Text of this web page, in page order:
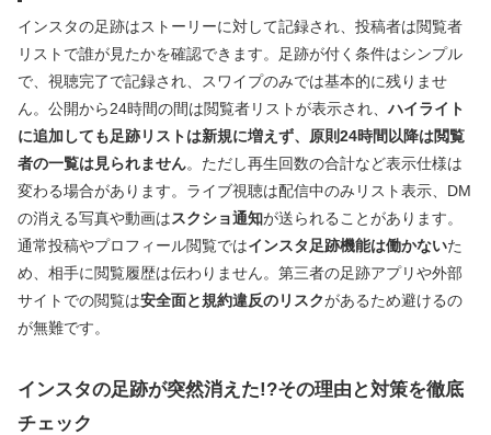
インスタの足跡はストーリーに対して記録され、投稿者は閲覧者
リストで誰が見たかを確認できます。足跡が付く条件はシンプル
で、視聴完了で記録され、スワイプのみでは基本的に残りませ
ん。公開から24時間の間は閲覧者リストが表示され、ハイライト
に追加しても足跡リストは新規に増えず、原則24時間以降は閲覧
者の一覧は見られません。ただし再生回数の合計など表示仕様は
変わる場合があります。ライブ視聴は配信中のみリスト表示、DM
の消える写真や動画はスクショ通知が送られることがあります。
通常投稿やプロフィール閲覧ではインスタ足跡機能は働かないた
め、相手に閲覧履歴は伝わりません。第三者の足跡アプリや外部
サイトでの閲覧は安全面と規約違反のリスクがあるため避けるの
が無難です。
インスタの足跡が突然消えた!?その理由と対策を徹底
チェック